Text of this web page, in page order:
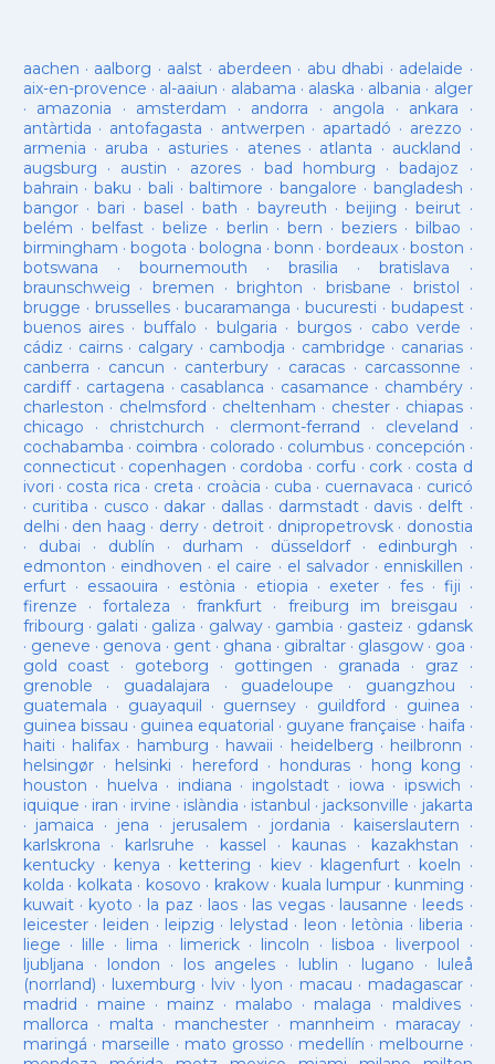
aachen · aalborg · aalst · aberdeen · abu dhabi · adelaide ·
aix-en-provence · al-aaiun · alabama · alaska · albania · alger
· amazonia · amsterdam · andorra · angola · ankara ·
antàrtida · antofagasta · antwerpen · apartadó · arezzo ·
armenia · aruba · asturies· atenes· atlanta · auckland ·
augsburg · austin · azores·bad homburg ·badajoz ·
bahrain ·baku · bali ·baltimore ·bangalore · bangladesh ·
bangor· bari ·basel ·bath · bayreuth ·beijing ·beirut ·
belém · belfast· belize · berlin ·bern ·beziers ·bilbao ·
birmingham · bogota · bologna ·bonn ·bordeaux ·boston ·
botswana · bournemouth ·brasilia ·bratislava ·
braunschweig · bremen ·brighton · brisbane · bristol ·
brugge · brusselles· bucaramanga · bucuresti · budapest·
buenos aires· buffalo · bulgaria · burgos· cabo verde ·
cádiz · cairns· calgary · cambodja · cambridge · canarias·
canberra · cancun · canterbury · caracas · carcassonne ·
cardiff· cartagena · casablanca · casamance · chambéry·
charleston · chelmsford · cheltenham · chester· chiapas ·
chicago · christchurch · clermont-ferrand · cleveland ·
cochabamba · coimbra · colorado · columbus· concepción ·
connecticut· copenhagen · cordoba · corfu · cork · costa d
ivori · costa rica · creta · croàcia · cuba · cuernavaca · curicó
· curitiba · cusco · dakar · dallas · darmstadt· davis · delft ·
delhi · den haag · derry· detroit· dnipropetrovsk· donostia
· dubai · dublín · durham · düsseldorf· edinburgh ·
edmonton · eindhoven · el caire · el salvador · enniskillen ·
erfurt· essaouira · estònia · etiopia · exeter· fes· fiji ·
firenze ·fortaleza · frankfurt· freiburg im breisgau ·
fribourg · galati · galiza · galway· gambia · gasteiz · gdansk
· geneve · genova · gent· ghana · gibraltar· glasgow· goa ·
gold coast · goteborg · gottingen · granada · graz ·
grenoble · guadalajara · guadeloupe · guangzhou ·
guatemala · guayaquil · guernsey· guildford · guinea ·
guinea bissau · guinea equatorial · guyane française · haifa ·
haiti · halifax · hamburg · hawaii · heidelberg · heilbronn ·
helsingør· helsinki · hereford · honduras· hong kong ·
houston · huelva · indiana · ingolstadt· iowa · ipswich ·
iquique · iran · irvine · islàndia · istanbul · jacksonville · jakarta
· jamaica · jena · jerusalem · jordania · kaiserslautern ·
karlskrona · karlsruhe · kassel · kaunas· kazakhstan ·
kentucky· kenya · kettering · kiev· klagenfurt · koeln ·
kolda · kolkata · kosovo · krakow· kuala lumpur · kunming ·
kuwait· kyoto · la paz · laos· las vegas· lausanne · leeds ·
leicester· leiden · leipzig · lelystad · leon · letònia · liberia ·
liege · lille · lima · limerick· lincoln · lisboa · liverpool ·
ljubljana · london · los angeles· lublin · lugano · luleå
(norrland) · luxemburg · lviv · lyon · macau · madagascar·
madrid · maine · mainz · malabo · malaga · maldives·
mallorca · malta · manchester· mannheim · maracay·
maringá · marseille · mato grosso · medellín · melbourne ·